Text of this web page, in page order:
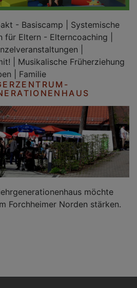
- Basiscamp | Systemische
für Eltern - Elterncoaching |
|
| Musikalische Früherziehung
| Familie
möchte
Forchheimer Norden stärken.